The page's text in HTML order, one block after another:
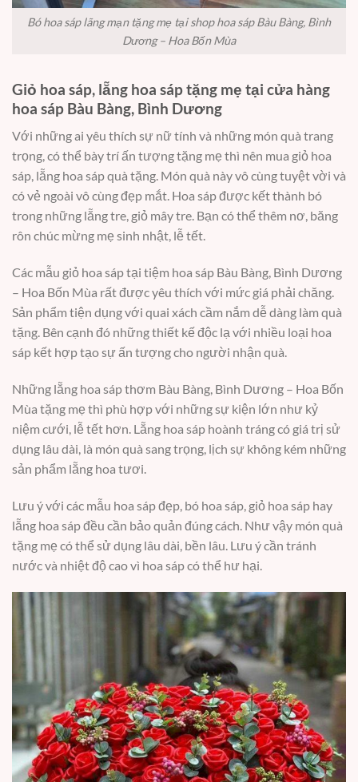
Bó hoa sáp lãng mạn tặng mẹ tại shop hoa sáp Bàu Bàng, Bình
Dương – Hoa Bốn Mùa
Giỏ hoa sáp, lẵng hoa sáp tặng mẹ tại cửa hàng
hoa sáp Bàu Bàng, Bình Dương
Với những ai yêu thích sự nữ tính và những món quà trang
trọng, có thể bày trí ấn tượng tặng mẹ thì nên mua giỏ hoa
sáp, lẵng hoa sáp quà tặng. Món quà này vô cùng tuyệt vời và
có vẻ ngoài vô cùng đẹp mắt. Hoa sáp được kết thành bó
trong những lẵng tre, giỏ mây tre. Bạn có thể thêm nơ, băng
rôn chúc mừng mẹ sinh nhật, lễ tết.
Các mẫu giỏ hoa sáp tại tiệm hoa sáp Bàu Bàng, Bình Dương
– Hoa Bốn Mùa rất được yêu thích với mức giá phải chăng.
Sản phẩm tiện dụng với quai xách cầm nắm dễ dàng làm quà
tặng. Bên cạnh đó những thiết kế độc lạ với nhiều loại hoa
sáp kết hợp tạo sự ấn tượng cho người nhận quà.
Những lẵng hoa sáp thơm Bàu Bàng, Bình Dương – Hoa Bốn
Mùa tặng mẹ thì phù hợp với những sự kiện lớn như kỷ
niệm cưới, lễ tết hơn. Lẵng hoa sáp hoành tráng có giá trị sử
dụng lâu dài, là món quà sang trọng, lịch sự không kém những
sản phẩm lẵng hoa tươi.
Lưu ý với các mẫu hoa sáp đẹp, bó hoa sáp, giỏ hoa sáp hay
lẵng hoa sáp đều cần bảo quản đúng cách. Như vậy món quà
tặng mẹ có thể sử dụng lâu dài, bền lâu. Lưu ý cần tránh
nước và nhiệt độ cao vì hoa sáp có thể hư hại.